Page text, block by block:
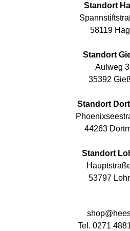
Standort
58119
Standort
Aulweg
35392
Standort
44263
Standort
53797
Tel. 0271